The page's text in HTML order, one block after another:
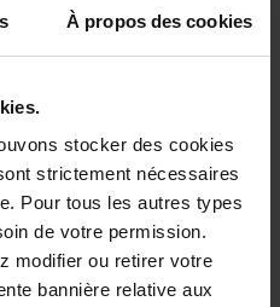
À propos des cookies
stocker des cookies
strictement nécessaires
Pour tous les autres types
de votre permission.
modifier ou retirer votre
bannière relative aux